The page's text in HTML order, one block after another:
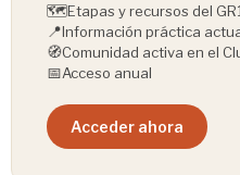
🗺️Etapas y recursos del
📍Información práctica
🧭Comunidad activa en el
📅Acceso anual
Acceder ahora